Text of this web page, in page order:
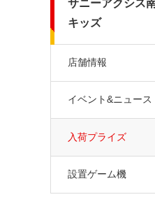
サニーアクシス
キッズ
店舗情報
イベント&ニュース
入荷プライズ
設置ゲーム機